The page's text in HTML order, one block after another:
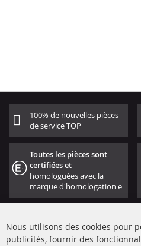
100% de nouvelles pièces
de service TOP
Toutes les pièces sont
certifiées et
homologuées avec la
marque d'homologation e
Nous utilisons des cookies pour
publicités, fournir des